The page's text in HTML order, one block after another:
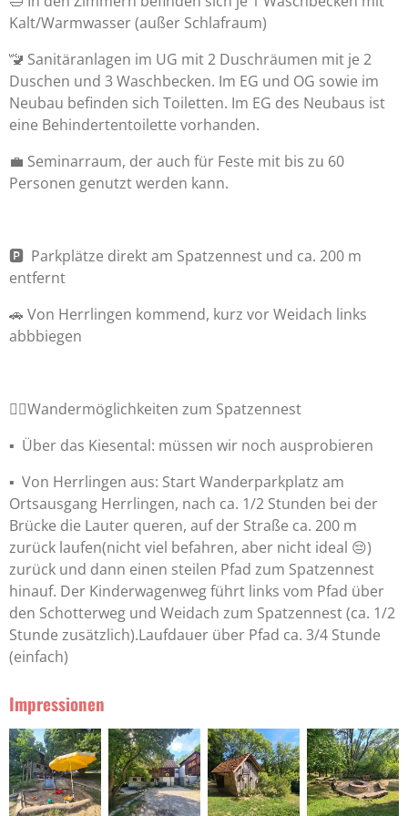
Kalt/Warmwasser (außer Schlafraum)
🚾 Sanitäranlagen im UG mit 2 Duschräumen mit je 2
Duschen und 3 Waschbecken. Im EG und OG sowie im
Neubau befinden sich Toiletten. Im EG des Neubaus ist
eine Behindertentoilette vorhanden.
💼 Seminarraum, der auch für Feste mit bis zu 60
Personen genutzt werden kann.
🅿️ Parkplätze direkt am Spatzennest und ca. 200 m
entfernt
🚗 Von Herrlingen kommend, kurz vor Weidach links
abbbiegen
🚶‍♀️Wandermöglichkeiten zum Spatzennest
▪️ Über das Kiesental: müssen wir noch ausprobieren
▪️ Von Herrlingen aus: Start Wanderparkplatz am
Ortsausgang Herrlingen, nach ca. 1/2 Stunden bei der
Brücke die Lauter queren, auf der Straße ca. 200 m
zurück laufen(nicht viel befahren, aber nicht ideal 😔)
zurück und dann einen steilen Pfad zum Spatzennest
hinauf. Der Kinderwagenweg führt links vom Pfad über
den Schotterweg und Weidach zum Spatzennest (ca. 1/2
Stunde zusätzlich).Laufdauer über Pfad ca. 3/4 Stunde
(einfach)
Impressionen